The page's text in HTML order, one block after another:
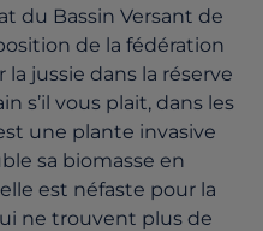
du Bassin Versant de
de la fédération
jussie dans la réserve
s’il vous plait, dans les
une plante invasive
sa biomasse en
est néfaste pour la
ne trouvent plus de